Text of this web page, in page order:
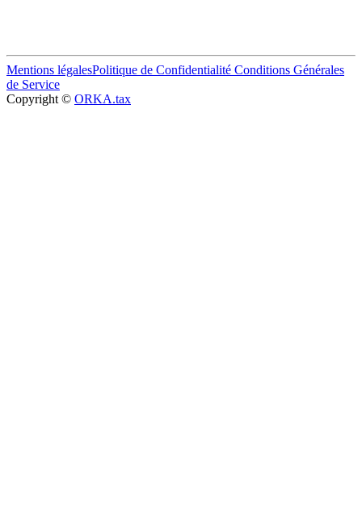
Mentions légalesPolitique de Confidentialité Conditions Générales
de Service
Copyright © ORKA.tax